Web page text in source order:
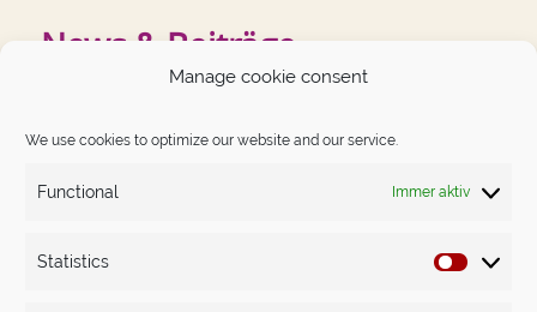
Manage cookie consent
We use cookies to optimize our website and our service.
Functional Immer aktiv
Statistics
News & Beiträge
NEUESTE BEITRÄGE
German Angst auf dem Prüfstand
machen, als du bist.